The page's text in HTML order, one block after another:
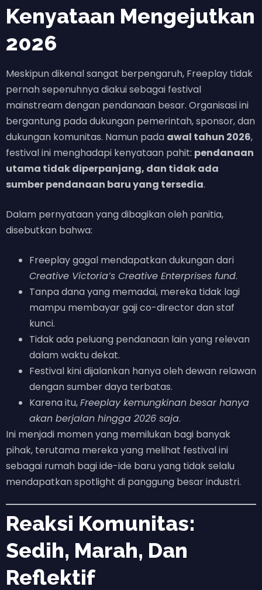
Kenyataan Mengejutkan
2026
Meskipun dikenal sangat berpengaruh, Freeplay tidak
pernah sepenuhnya diakui sebagai festival
mainstream dengan pendanaan besar. Organisasi ini
bergantung pada dukungan pemerintah, sponsor, dan
dukungan komunitas. Namun pada awal tahun 2026,
festival ini menghadapi kenyataan pahit: pendanaan
utama tidak diperpanjang, dan tidak ada
sumber pendanaan baru yang tersedia.
Dalam pernyataan yang dibagikan oleh panitia,
disebutkan bahwa:
Freeplay gagal mendapatkan dukungan dari
Creative Victoria’s Creative Enterprises fund.
Tanpa dana yang memadai, mereka tidak lagi
mampu membayar gaji co-director dan staf
kunci.
Tidak ada peluang pendanaan lain yang relevan
dalam waktu dekat.
Festival kini dijalankan hanya oleh dewan relawan
dengan sumber daya terbatas.
Karena itu,Freeplay kemungkinan besar hanya
akan berjalan hingga 2026 saja.
Ini menjadi momen yang memilukan bagi banyak
pihak, terutama mereka yang melihat festival ini
sebagai rumah bagi ide-ide baru yang tidak selalu
mendapatkan spotlight di panggung besar industri.
Reaksi Komunitas:
Sedih, Marah, Dan
Reflektif